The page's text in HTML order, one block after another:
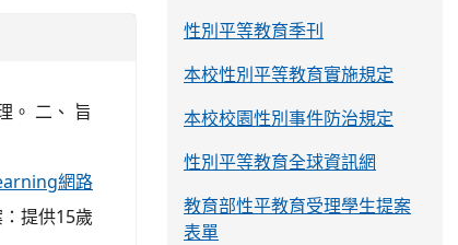
。 二、 旨
網路
提供15歲
性別平等教育季刊
本校性別平等教育實施規定
本校校園性別事件防治規定
性別平等教育全球資訊網
教育部性平教育受理學生提案
表單